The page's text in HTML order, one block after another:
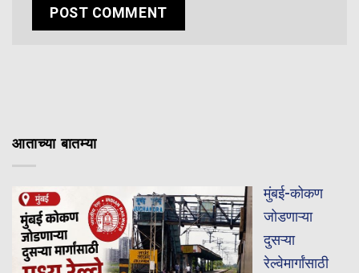
आताच्या बातम्या
मुंबई-कोकण
जोडणाऱ्या
दुसऱ्या
रेल्वेमार्गांसाठी